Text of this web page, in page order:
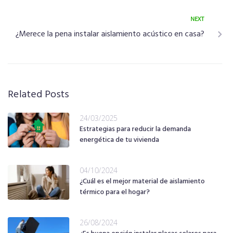
NEXT
¿Merece la pena instalar aislamiento acústico en casa?
Related Posts
24/03/2025
Estrategias para reducir la demanda
energética de tu vivienda
04/10/2024
¿Cuál es el mejor material de aislamiento
térmico para el hogar?
26/08/2024